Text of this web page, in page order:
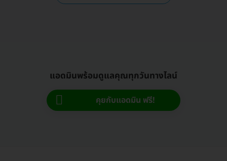
แอดมินพร้อมดูแลคุณทุกวันทางไลน์
คุยกับแอดมิน ฟรี!